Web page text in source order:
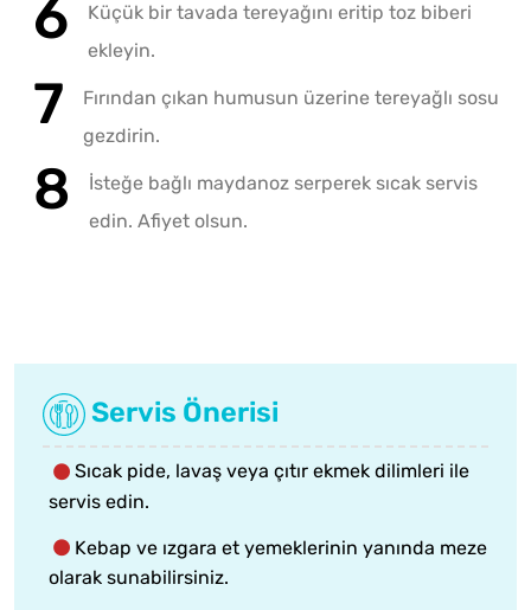
Küçük bir tavada tereyağını eritip toz biberi
ekleyin.
Fırından çıkan humusun üzerine tereyağlı sosu
gezdirin.
İsteğe bağlı maydanoz serperek sıcak servis
edin. Afiyet olsun.
Servis Önerisi
Sıcak pide, lavaş veya çıtır ekmek dilimleri ile
servis edin.
Kebap ve ızgara et yemeklerinin yanında meze
olarak sunabilirsiniz.